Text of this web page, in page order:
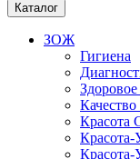
Каталог
ЗОЖ
Гигиена
Красота
Красота-